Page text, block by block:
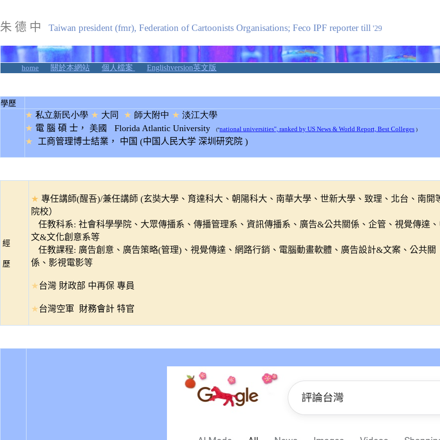
朱 德 中 Taiwan president (fmr), Federation of Cartoonists Organisations; Feco IPF reporter till '29
home 關於本網站 個人檔案 Englishversion英文版
學歷
★ 私立新民小學 ★ 大同 ★ 師大附中 ★ 淡江大學
★ 電 腦 碩 士， 美 國 Florida Atlantic University ("national universities", ranked by US News & World Report, Best Colleges )
★ 工商管理博士結業， 中国 (中国人民大学 深圳研究院 )
經
歷
★ 專任講師(醒吾)/兼任講師 (玄奘大學、育達科大、朝陽科大、南華大學、世新大學、致理、北台、南開
院校）
任教科系: 社會科學學院、大眾傳播系、傳播管理系、資訊傳播系、廣告&公共關係、企管、視覺傳達
文&文化創意系等
任教課程: 廣告創意、廣告策略(管理)、視覺傳達、網路行銷、電腦動畫軟體、廣告設計&文案、公共關
係、影視電影等
★ 台灣 財政部 中再保 專員
★ 台灣空軍 財務會計 特官